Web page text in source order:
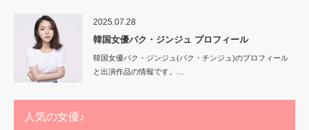
2025.07.28
韓国女優パク・ジンジュ プロフィール
韓国女優パク・ジンジュ(パク・チンジュ)のプロフィール
と出演作品の情報です。…
人気の女優♪